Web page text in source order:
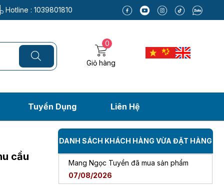
Hotline : 1039801810
0
Giỏ hàng
Tuyển Dụng Liên Hệ
hợp với nhu cầu
cầu
DANH SÁCH KHÁCH HÀNG VỪA ĐẶT HÀNG
Trần Phước Hưng đã mua sản phẩm
Nguyễn Thanh Bình đã mua sản phẩm
07/08/2026
Bùi Đức Trung đã mua sản phẩm
07/08/2026
Mang Ngọc Tuyền đã mua sản phẩm
07/08/2026